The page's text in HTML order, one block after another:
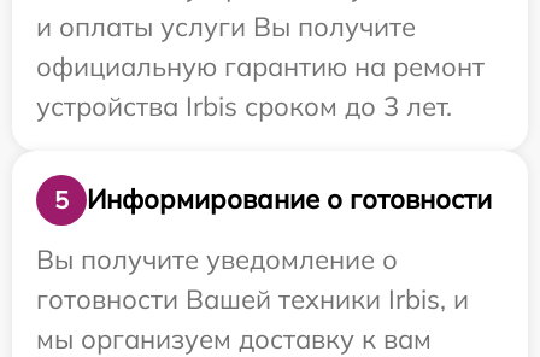
и оплаты услуги Вы получите
официальную гарантию на ремонт
устройства Irbis сроком до 3 лет.
5
Информирование о готовности
Вы получите уведомление о
готовности Вашей техники Irbis, и
мы организуем доставку к вам